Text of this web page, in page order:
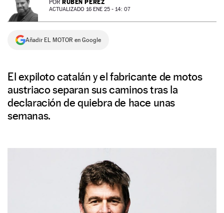
NEWSLETTER
SÍGUENOS
POR RUBÉN PÉREZ
ACTUALIZADO 16 ENE 25 - 14: 07
Añadir EL MOTOR en Google
El expiloto catalán y el fabricante de motos
austriaco separan sus caminos tras la
declaración de quiebra de hace unas
semanas.